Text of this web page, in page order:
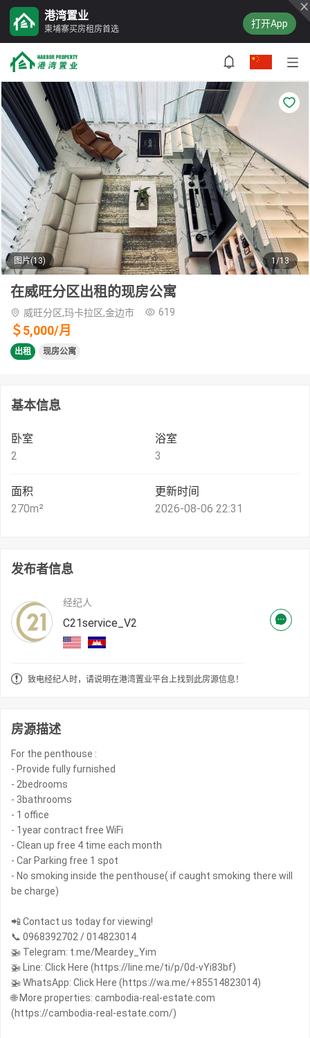
港湾置业
柬埔寨买房租房首选 打开App
图片(13) 1/13
在威旺分区出租的现房公寓
威旺分区,玛卡拉区,金边市 619
＄5,000/月
出租 现房公寓
基本信息
卧室
2
浴室
3
面积
270m²
更新时间
2026-08-06 22:31
发布者信息
经纪人
C21service_V2
致电经纪人时，请说明在港湾置业平台上找到此房源信息！
房源描述
For the penthouse :
- Provide fully furnished
- 2bedrooms
- 3bathrooms
- 1 office
- 1year contract free WiFi
- Clean up free 4 time each month
- Car Parking free 1 spot
- No smoking inside the penthouse( if caught smoking there will
be charge)
📲 Contact us today for viewing!
📞 0968392702 / 014823014
🚁 Telegram: t.me/Meardey_Yim
🚁 Line: Click Here (https://line.me/ti/p/0d-vYi83bf)
🚁 WhatsApp: Click Here (https://wa.me/+85514823014)
🌐 More properties: cambodia-real-estate.com
(https://cambodia-real-estate.com/)